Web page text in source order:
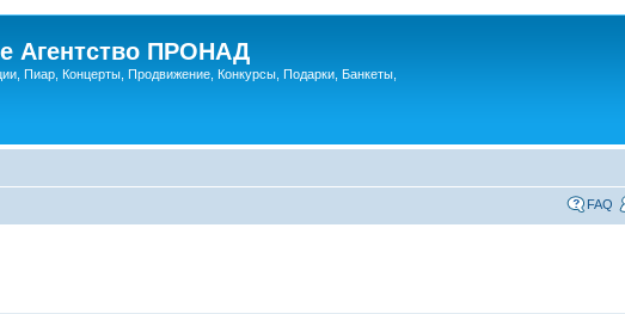
Агентство ПРОНАД
Пиар, Концерты, Продвижение, Конкурсы, Подарки, Банкеты,
FAQ